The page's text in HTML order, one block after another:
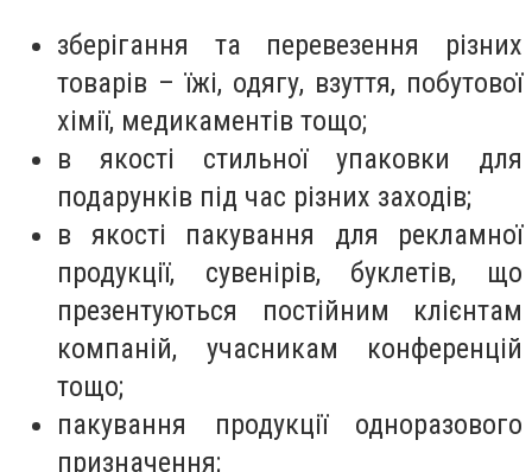
зберігання та перевезення різних
товарів – їжі, одягу, взуття, побутової
хімії, медикаментів тощо;
в якості стильної упаковки для
подарунків під час різних заходів;
в якості пакування для рекламної
продукції, сувенірів, буклетів, що
презентуються постійним клієнтам
компаній, учасникам конференцій
тощо;
пакування продукції одноразового
призначення;